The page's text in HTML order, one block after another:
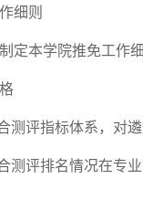
细则
定本学院推免工作
测评指标体系，对
测评排名情况在专